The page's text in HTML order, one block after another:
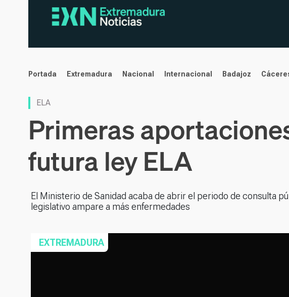
noticias
Portada Extremadura Nacional Internacional Badajoz
ELA
Primeras
futura ley ELA
El Ministerio de Sanidad acaba de abrir el periodo de consulta
legislativo ampare a más enfermedades
EXTREMADURA